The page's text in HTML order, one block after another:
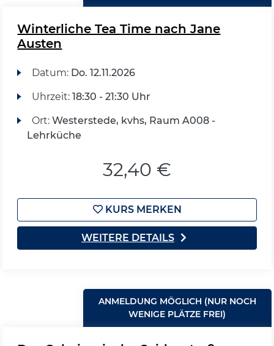
Winterliche Tea Time nach Jane
Austen
Datum: Do. 12.11.2026
Uhrzeit: 18:30 - 21:30 Uhr
Ort: Westerstede, kvhs, Raum A008 -
Lehrküche
32,40 €
KURS MERKEN
WEITERE DETAILS
ANMELDUNG MÖGLICH (NUR NOCH
WENIGE PLÄTZE FREI)